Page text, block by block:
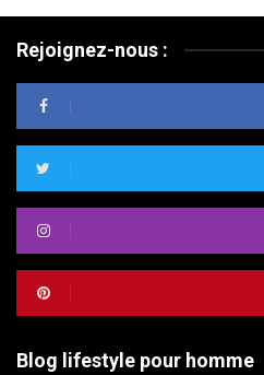
Rejoignez-nous :
Blog lifestyle pour homme